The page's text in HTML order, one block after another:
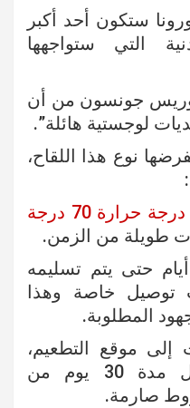
ستكون أحد أكبر
التي ستواجهها
جونسون من أن
لوجستية هائلة”.
نوع هذا اللقاح،
يجب تخزين اللقاح عند درجة حرارة 70 درجة
طويلة من الزمن.
حتى يتم تسليمه
توصيل خاصة وهذا
المطلوبة.
إلى موقع التطعيم،
يمكن استخدامها خلال مدة 30 يوم من
صارمة.